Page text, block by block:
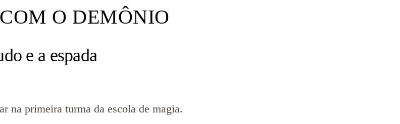
O DEMÔNIO
e a espada
na primeira turma da escola de magia.